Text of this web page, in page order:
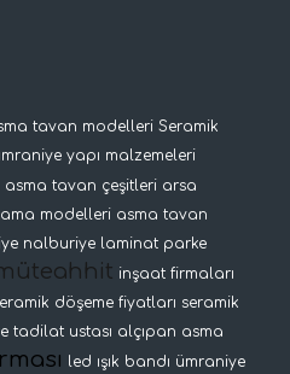
tavan modelleri Seramik
yapı malzemeleri
asma tavan çeşitleri arsa
modelleri asma tavan
nalburiye laminat parke
inşaat firmaları
döşeme fiyatları seramik
tadilat ustası alçıpan asma
led ışık bandı ümraniye